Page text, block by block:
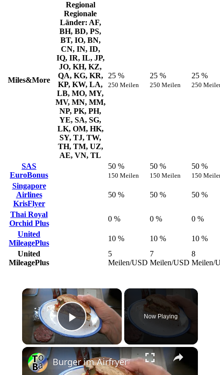
Miles&More
Regional
Regionale
Länder: AF,
BH, BD, PS,
BT, IO, BN,
CN, IN, ID,
IQ, IR, IL, JP,
JO, KH, KZ,
QA, KG, KR,
KP, KW, LA,
LB, MO, MY,
MV, MN, MM,
NP, PK, PH,
YE, SA, SG,
LK, OM, HK,
SY, TJ, TW,
TH, TM, UZ,
AE, VN, TL
25 %
250 Meilen
25 %
250 Meilen
25 %
250
SAS
EuroBonus
50 %
150 Meilen
50 %
150 Meilen
50 %
150
Singapore
Airlines
KrisFlyer
50 % 50 % 50 %
Thai Royal
Orchid Plus
0 % 0 %
0 %
United
MileagePlus
10 % 10 %
10 %
United
MileagePlus
5
Meilen/USD
7
Meilen/USD
8
Meilen/
Play Video
Now Playing
Burger im Airfryer